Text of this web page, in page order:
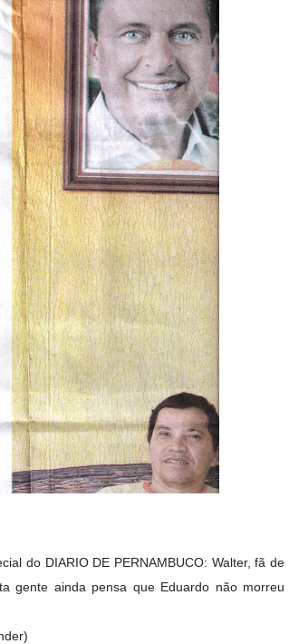
do DIARIO DE PERNAMBUCO: Walter, fã de
gente ainda pensa que Eduardo não morreu